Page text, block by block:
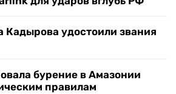
Кадырова удостоили звания
бурение в Амазонии
правилам